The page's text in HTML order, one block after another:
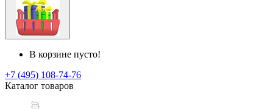
В корзине пусто!
+7 (495) 108-74-76
Каталог товаров